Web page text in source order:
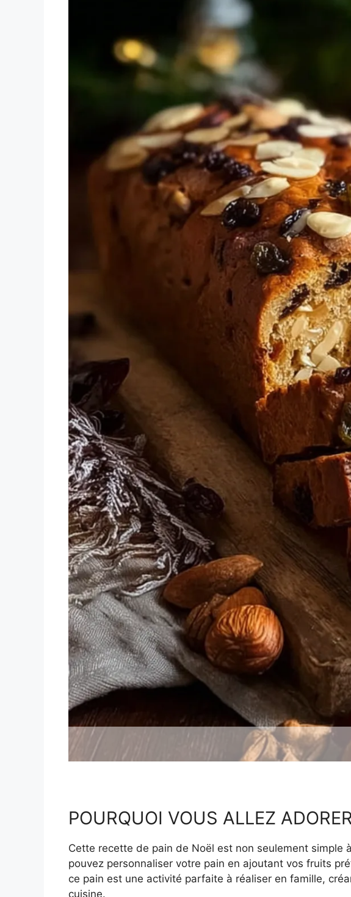
POURQUOI VOUS ALLEZ
Cette recette de pain de Noël est non seulement simple
pouvez personnaliser votre pain en ajoutant vos fruits
ce pain est une activité parfaite à réaliser en famille,
cuisine.